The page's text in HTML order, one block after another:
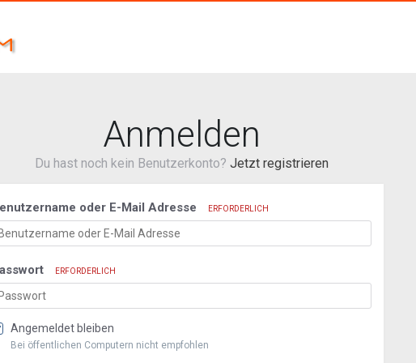
Anmelden
Du hast noch kein Benutzerkonto? Jetzt registrieren
oder E-Mail Adresse ERFORDERLICH
ERFORDERLICH
Angemeldet bleiben
Bei öffentlichen Computern nicht empfohlen